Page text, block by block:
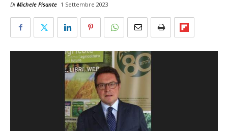
Di Michele Pisante 1 Settembre 2023